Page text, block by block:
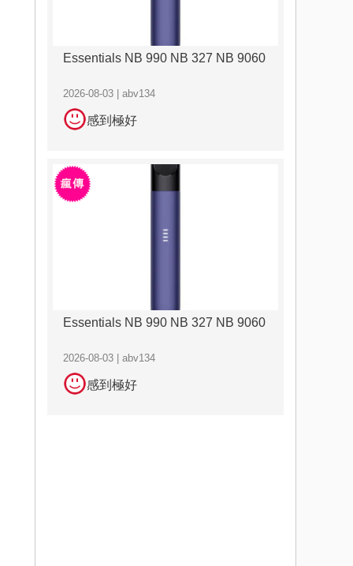
Essentials NB 990 NB 327 NB 9060
2026-08-03 | abv134
感到極好
Essentials NB 990 NB 327 NB 9060
2026-08-03 | abv134
感到極好